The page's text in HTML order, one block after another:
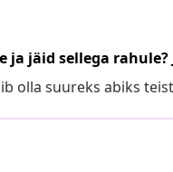
ja jäid sellega rahule?
olla suureks abiks